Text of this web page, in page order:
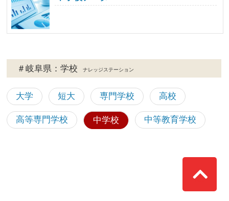
＃岐阜県：学校 ナレッジステーション
大学 短大 専門学校 高校
高等専門学校 中学校 中等教育学校
Top